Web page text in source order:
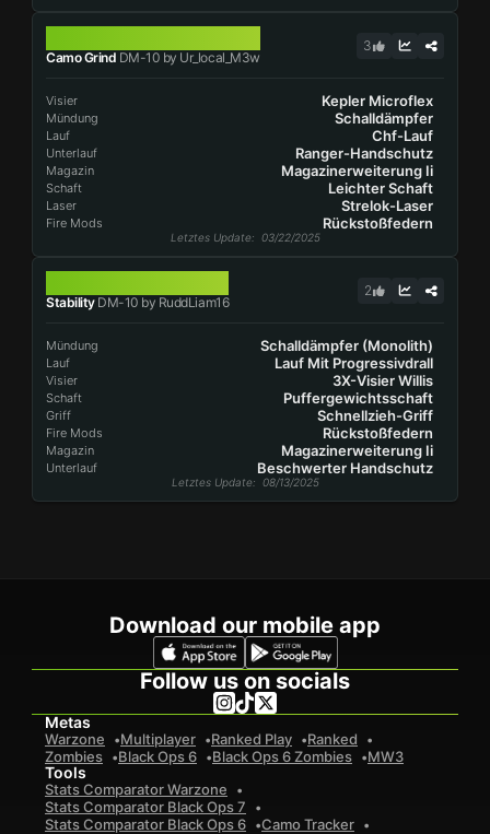
Camo Grind DM-10 by Ur_local_M3w
3
Visier Kepler Microflex
Mündung Schalldämpfer
Lauf Chf-Lauf
Unterlauf Ranger-Handschutz
Magazin Magazinerweiterung Ii
Schaft Leichter Schaft
Laser Strelok-Laser
Fire Mods Rückstoßfedern
Letztes Update: 03/22/2025
StabilityDM-10 by RuddLiam16
2
Mündung Schalldämpfer (Monolith)
Lauf Lauf Mit Progressivdrall
Visier 3X-Visier Willis
Schaft Puffergewichtsschaft
Griff Schnellzieh-Griff
Fire Mods Rückstoßfedern
Magazin Magazinerweiterung Ii
Unterlauf Beschwerter Handschutz
Letztes Update: 08/13/2025
Download our mobile app
Follow us on socials
Metas
Warzone Multiplayer Ranked Play
Ranked
Zombies
Black Ops 6 Black Ops 6 Zombies MW3
Tools
Stats Comparator Warzone
Stats Comparator Black Ops 7
Stats Comparator Black Ops 6
Camo Tracker